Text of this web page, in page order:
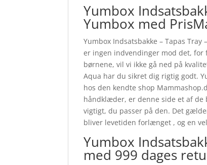
Yumbox
Yumbox med
Yumbox Indsatsbakke – Tapas
er ingen indvendinger mod det,
børnene, vil vi ikke gå ned på
Aqua har du sikret dig rigtig godt.
hos den kendte shop
håndklæder, er denne side et af de
vigtigt, du passer på den. Det
bliver levetiden forlænget , og en
Yumbox
med 999 dages